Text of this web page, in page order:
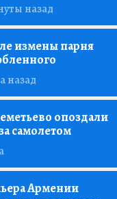
назад
измены парня
назад
опоздали
самолетом
Армении